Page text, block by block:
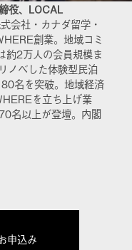
役、LOCAL
会社・カナダ留学・
創業。地域コミ
約2万人の会員規模ま
ノベした体験型民泊
名を突破。地域経済
を立ち上げ業
名以上が登壇。内閣
申込み